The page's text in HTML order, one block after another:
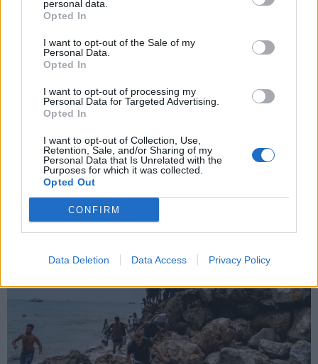
personal data.
Opted In
I want to opt-out of the Sale of my
Personal Data.
Opted In
I want to opt-out of processing my
Personal Data for Targeted Advertising.
Opted In
I want to opt-out of Collection, Use,
Retention, Sale, and/or Sharing of my
Personal Data that Is Unrelated with the
Purposes for which it was collected.
Opted Out
CONFIRM
Data Deletion Data Access Privacy Policy
Αποδέχομαι τους
και την πολιτική απορρήτου
X